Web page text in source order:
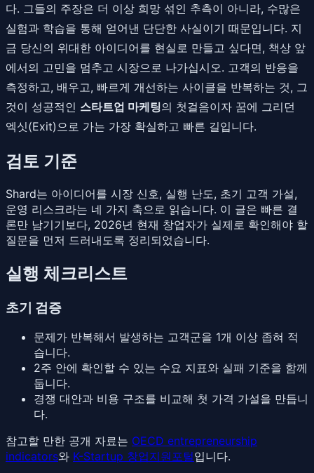
다. 그들의 주장은 더 이상 희망 섞인 추측이 아니라, 수많은
실험과 학습을 통해 얻어낸 단단한 사실이기 때문입니다. 지
금 당신의 위대한 아이디어를 현실로 만들고 싶다면, 책상 앞
에서의 고민을 멈추고 시장으로 나가십시오. 고객의 반응을
측정하고, 배우고, 빠르게 개선하는 사이클을 반복하는 것, 그
것이 성공적인 스타트업 마케팅의 첫걸음이자 꿈에 그리던
엑싯(Exit)으로 가는 가장 확실하고 빠른 길입니다.
검토 기준
Shard는 아이디어를 시장 신호, 실행 난도, 초기 고객 가설,
운영 리스크라는 네 가지 축으로 읽습니다. 이 글은 빠른 결
론만 남기기보다, 2026년 현재 창업자가 실제로 확인해야 할
질문을 먼저 드러내도록 정리되었습니다.
실행 체크리스트
초기 검증
문제가 반복해서 발생하는 고객군을 1개 이상 좁혀 적
습니다.
2주 안에 확인할 수 있는 수요 지표와 실패 기준을 함께
둡니다.
경쟁 대안과 비용 구조를 비교해 첫 가격 가설을 만듭니
다.
참고할 만한 공개 자료는 OECD entrepreneurship
indicators와 K-Startup 창업지원포털입니다.